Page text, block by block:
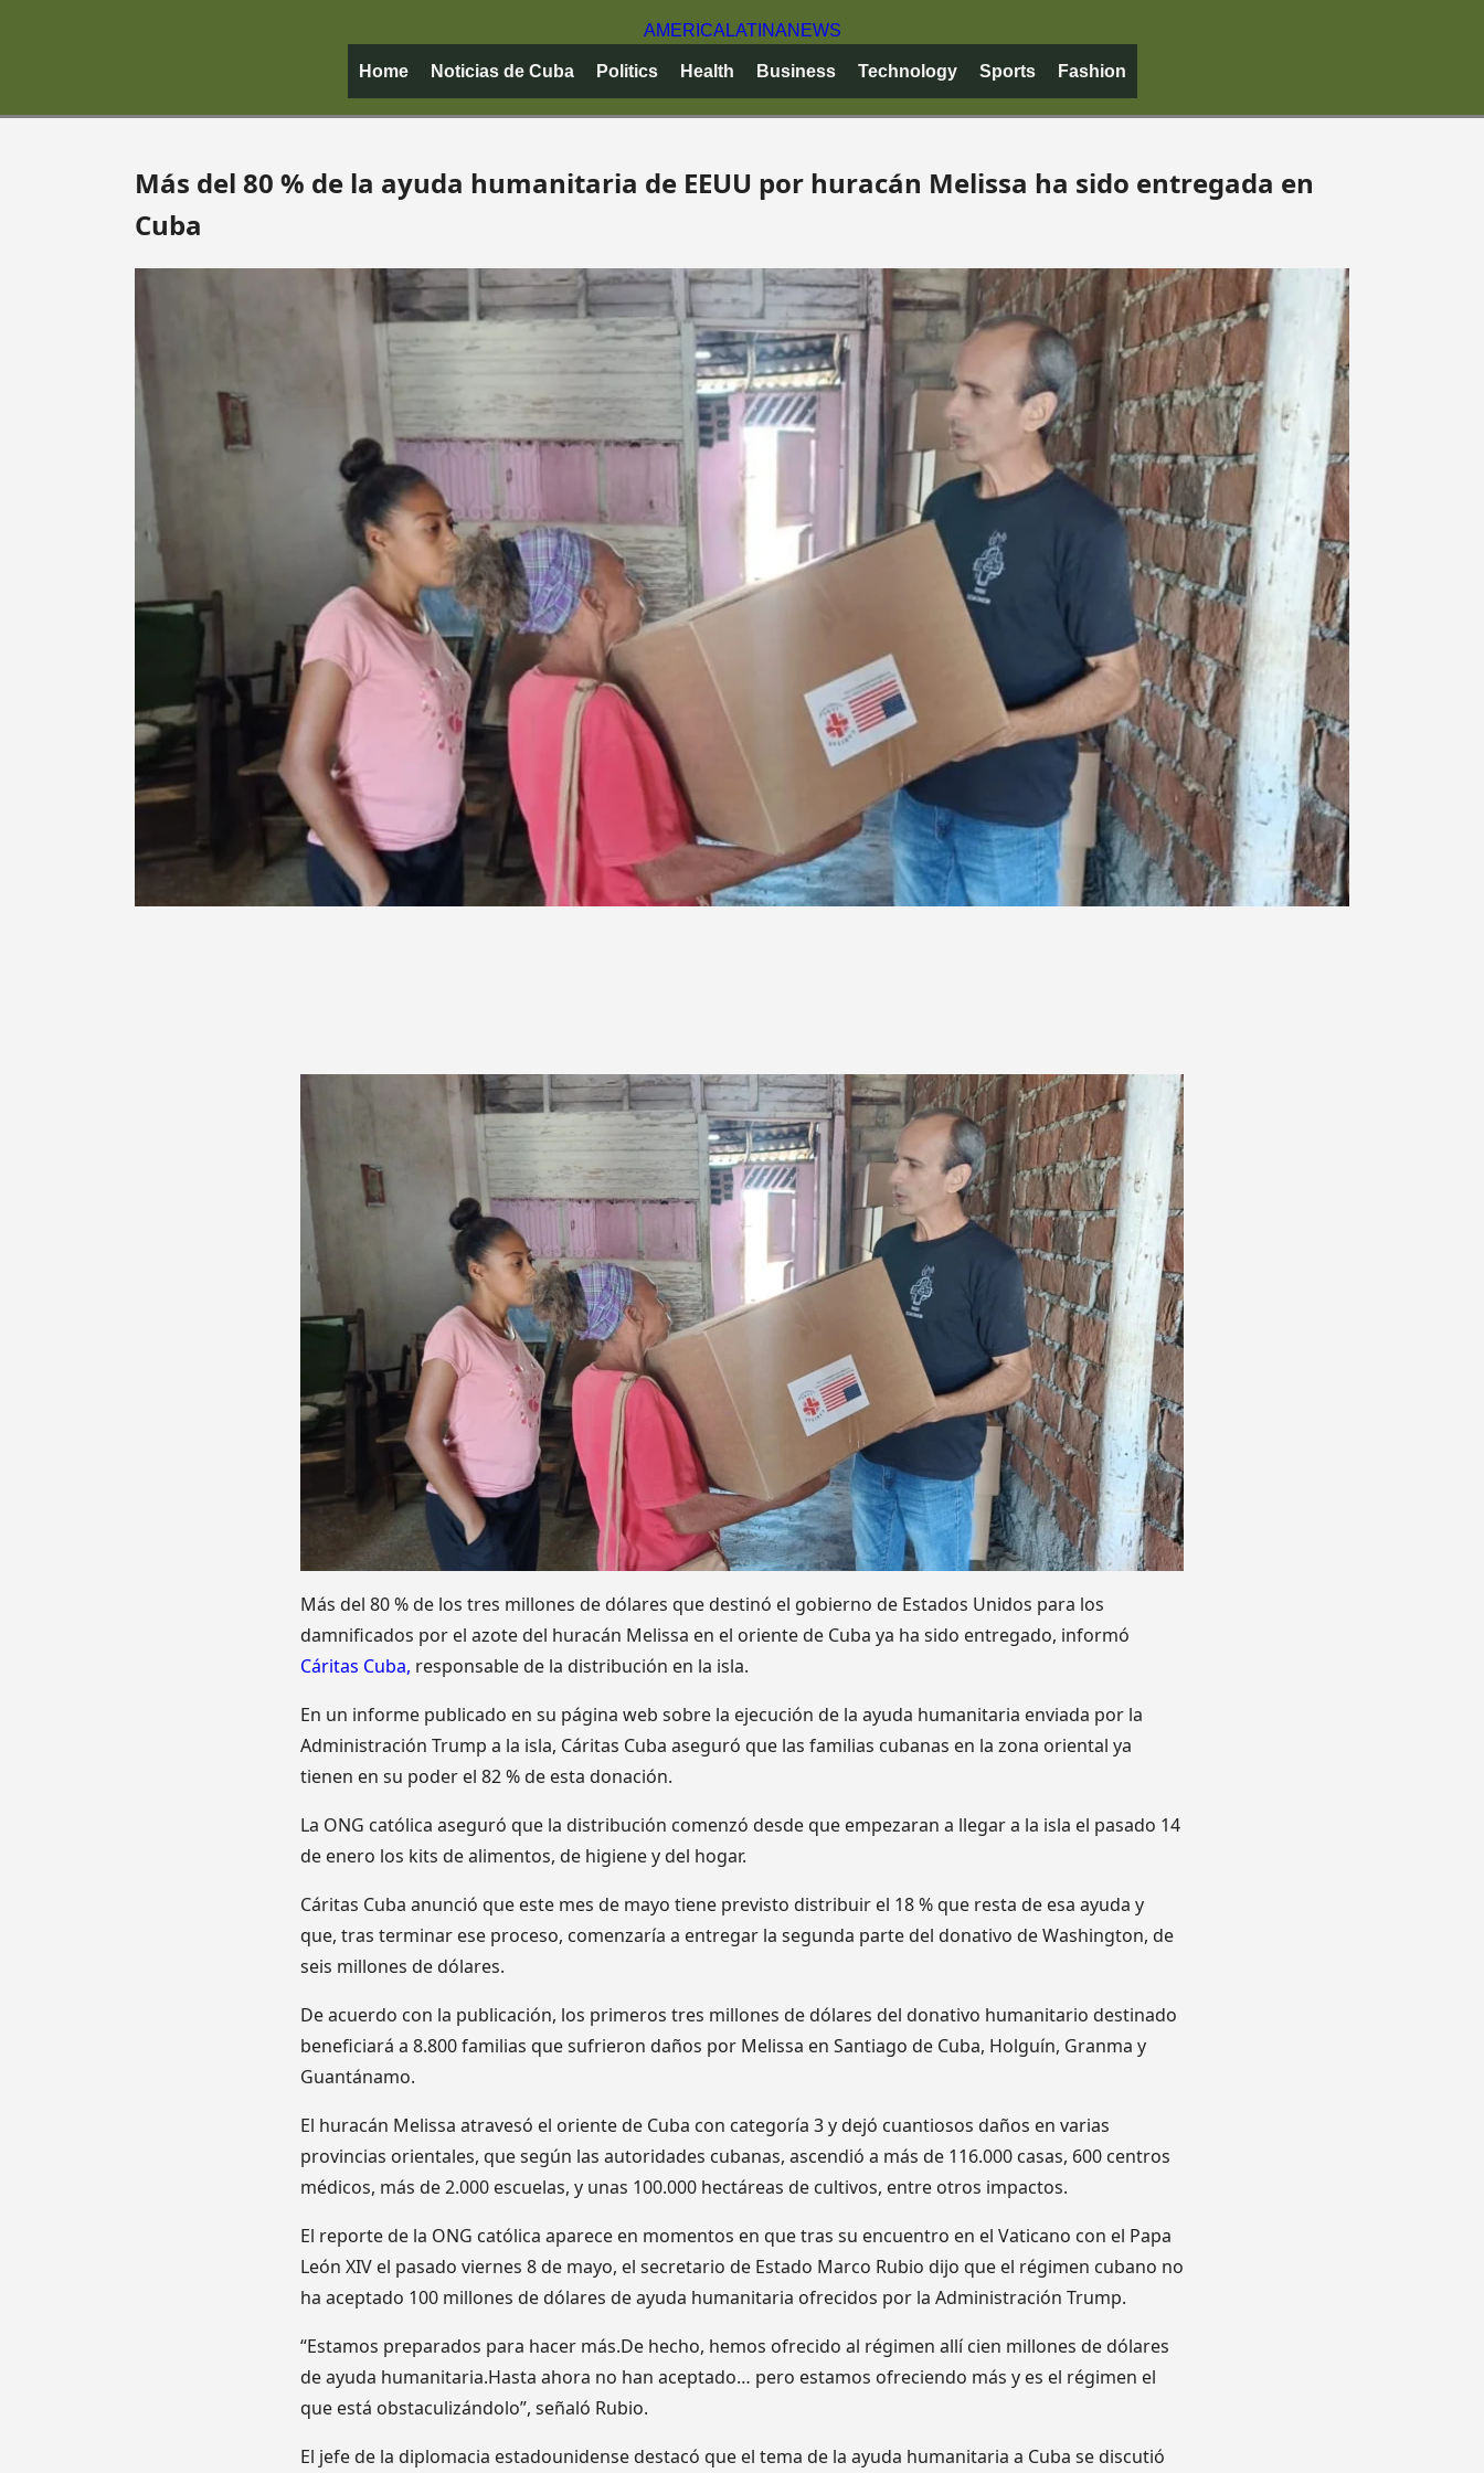
AMERICA LATINANEWS
Home Noticias de Cuba Politics Health Business Technology Sports Fashion
Más del 80 % de la ayuda humanitaria de EEUU por huracán Melissa ha sido entregada en
Cuba
Más del 80 % de los tres millones de dólares que destinó el gobierno de Estados Unidos para los
damnificados por el azote del huracán Melissa en el oriente de Cuba ya ha sido entregado, informó
Cáritas Cuba, responsable de la distribución en la isla.
En un informe publicado en su página web sobre la ejecución de la ayuda humanitaria enviada por la
Administración Trump a la isla, Cáritas Cuba aseguró que las familias cubanas en la zona oriental ya
tienen en su poder el 82 % de esta donación.
La ONG católica aseguró que la distribución comenzó desde que empezaran a llegar a la isla el pasado 14
de enero los kits de alimentos, de higiene y del hogar.
Cáritas Cuba anunció que este mes de mayo tiene previsto distribuir el 18 % que resta de esa ayuda y
que, tras terminar ese proceso, comenzaría a entregar la segunda parte del donativo de Washington, de
seis millones de dólares.
De acuerdo con la publicación, los primeros tres millones de dólares del donativo humanitario destinado
beneficiará a 8.800 familias que sufrieron daños por Melissa en Santiago de Cuba, Holguín, Granma y
Guantánamo.
El huracán Melissa atravesó el oriente de Cuba con categoría 3 y dejó cuantiosos daños en varias
provincias orientales, que según las autoridades cubanas, ascendió a más de 116.000 casas, 600 centros
médicos, más de 2.000 escuelas, y unas 100.000 hectáreas de cultivos, entre otros impactos.
El reporte de la ONG católica aparece en momentos en que tras su encuentro en el Vaticano con el Papa
León XIV el pasado viernes 8 de mayo, el secretario de Estado Marco Rubio dijo que el régimen cubano no
ha aceptado 100 millones de dólares de ayuda humanitaria ofrecidos por la Administración Trump.
“Estamos preparados para hacer más.De hecho, hemos ofrecido al régimen allí cien millones de dólares
de ayuda humanitaria.Hasta ahora no han aceptado… pero estamos ofreciendo más y es el régimen el
que está obstaculizándolo”, señaló Rubio.
El jefe de la diplomacia estadounidense destacó que el tema de la ayuda humanitaria a Cuba se discutió